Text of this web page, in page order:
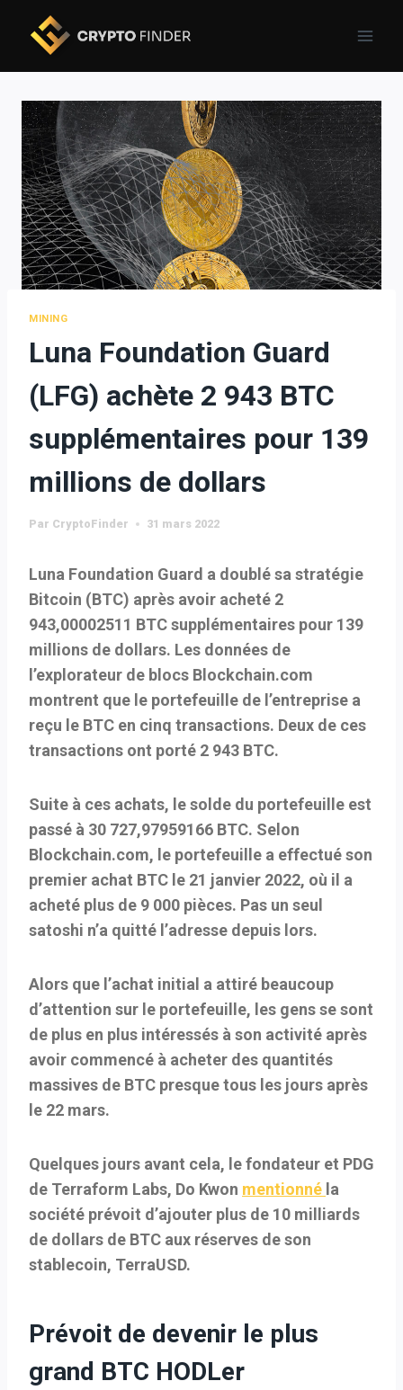
content
MINING
Luna Foundation Guard
(LFG) achète 2 943 BTC
supplémentaires pour 139
millions de dollars
Par CryptoFinder 31 mars 2022
Luna Foundation Guard a doublé sa stratégie
Bitcoin (BTC) après avoir acheté 2
943,00002511 BTC supplémentaires pour 139
millions de dollars. Les données de
l’explorateur de blocs Blockchain.com
montrent que le portefeuille de l’entreprise a
reçu le BTC en cinq transactions. Deux de ces
transactions ont porté 2 943 BTC.
Suite à ces achats, le solde du portefeuille est
passé à 30 727,97959166 BTC. Selon
Blockchain.com, le portefeuille a effectué son
premier achat BTC le 21 janvier 2022, où il a
acheté plus de 9 000 pièces. Pas un seul
satoshi n’a quitté l’adresse depuis lors.
Alors que l’achat initial a attiré beaucoup
d’attention sur le portefeuille, les gens se sont
de plus en plus intéressés à son activité après
avoir commencé à acheter des quantités
massives de BTC presque tous les jours après
le 22 mars.
Quelques jours avant cela, le fondateur et PDG
de Terraform Labs, Do Kwon mentionné la
société prévoit d’ajouter plus de 10 milliards
de dollars de BTC aux réserves de son
stablecoin, TerraUSD.
Prévoit de devenir le plus
grand BTC HODLer